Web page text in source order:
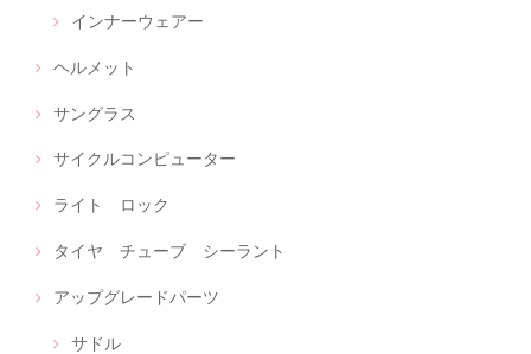
インナーウェアー
ヘルメット
サングラス
サイクルコンピューター
ライト ロック
タイヤ チューブ シーラント
アップグレードパーツ
サドル